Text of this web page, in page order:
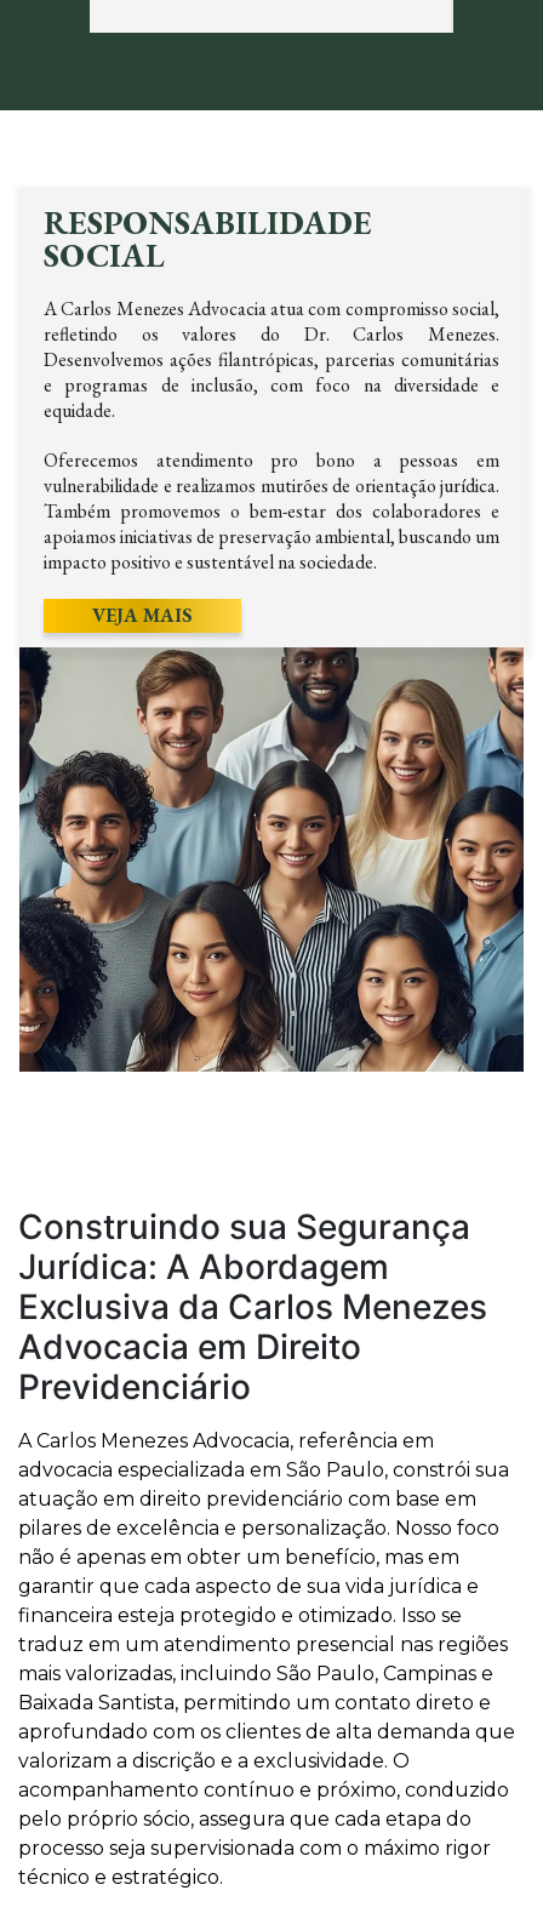
RESPONSABILIDADE
SOCIAL
A Carlos Menezes Advocacia atua com compromisso social,
refletindo os valores do Dr. Carlos Menezes.
Desenvolvemos ações filantrópicas, parcerias comunitárias
e programas de inclusão, com foco na diversidade e
equidade.
Oferecemos atendimento pro bono a pessoas em
vulnerabilidade e realizamos mutirões de orientação jurídica.
Também promovemos o bem-estar dos colaboradores e
apoiamos iniciativas de preservação ambiental, buscando um
impacto positivo e sustentável na sociedade.
VEJA MAIS
Construindo sua Segurança
Jurídica: A Abordagem
Exclusiva da Carlos Menezes
Advocacia em Direito
Previdenciário
A Carlos Menezes Advocacia, referência em
advocacia especializada em São Paulo, constrói sua
atuação em direito previdenciário com base em
pilares de excelência e personalização. Nosso foco
não é apenas em obter um benefício, mas em
garantir que cada aspecto de sua vida jurídica e
financeira esteja protegido e otimizado. Isso se
traduz em um atendimento presencial nas regiões
mais valorizadas, incluindo São Paulo, Campinas e
Baixada Santista, permitindo um contato direto e
aprofundado com os clientes de alta demanda que
valorizam a discrição e a exclusividade. O
acompanhamento contínuo e próximo, conduzido
pelo próprio sócio, assegura que cada etapa do
processo seja supervisionada com o máximo rigor
técnico e estratégico.